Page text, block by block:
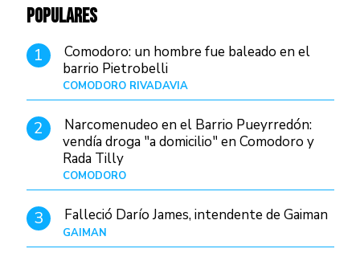
POPULARES
1
Comodoro: un hombre fue baleado en el
barrio Pietrobelli
COMODORO RIVADAVIA
2
Narcomenudeo en el Barrio Pueyrredón:
vendía droga "a domicilio" en Comodoro y
Rada Tilly
COMODORO
3 Falleció Darío James, intendente de Gaiman
GAIMAN